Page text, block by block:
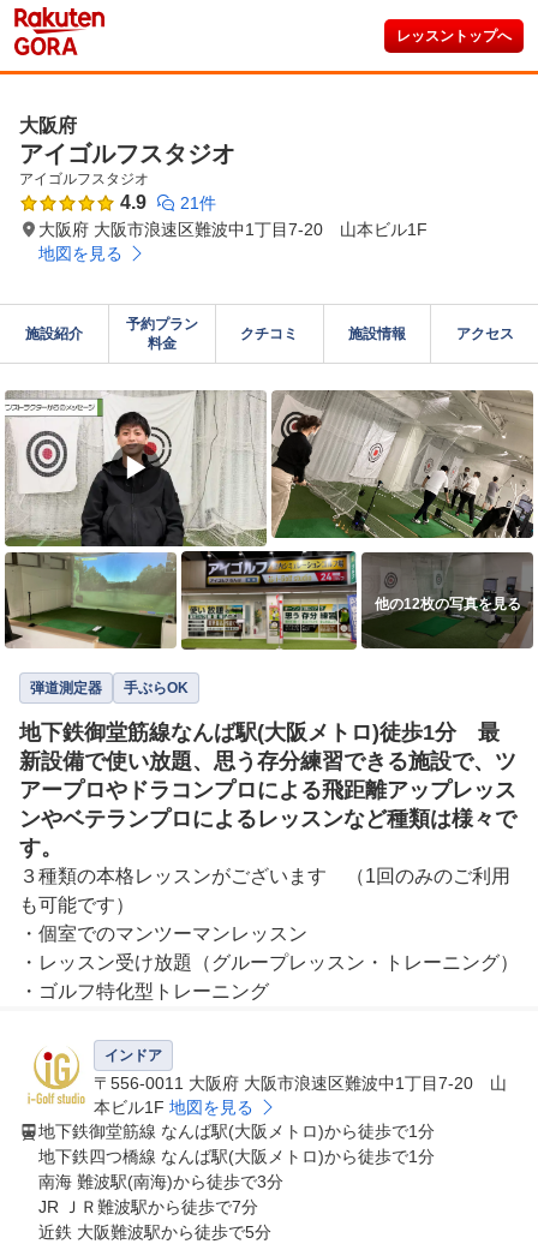
レッスントップへ
大阪府
アイゴルフスタジオ
アイゴルフスタジオ
4.9
21件
大阪府 大阪市浪速区難波中1丁目7-20 山本ビル1F
地図を見る
施設紹介
予約プラン
料金
クチコミ 施設情報 アクセス
▶
他の12枚の写真を見る
弾道測定器 手ぶらOK
地下鉄御堂筋線なんば駅(大阪メトロ)徒歩1分 最
新設備で使い放題、思う存分練習できる施設で、ツ
アープロやドラコンプロによる飛距離アップレッス
ンやベテランプロによるレッスンなど種類は様々で
す。
３種類の本格レッスンがございます　（1回のみのご利用
も可能です）
・個室でのマンツーマンレッスン
・レッスン受け放題（グループレッスン・トレーニング）
・ゴルフ特化型トレーニング
インドア
〒556-0011 大阪府 大阪市浪速区難波中1丁目7-20 山
本ビル1F 地図を見る
地下鉄御堂筋線 なんば駅(大阪メトロ)から徒歩で1分
地下鉄四つ橋線 なんば駅(大阪メトロ)から徒歩で1分
南海 難波駅(南海)から徒歩で3分
JR ＪＲ難波駅から徒歩で7分
近鉄 大阪難波駅から徒歩で5分